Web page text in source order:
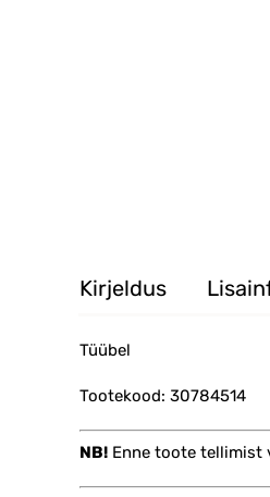
Kirjeldus
Tüübel
Tootekood: 30784514
NB! Enne toote tellimist